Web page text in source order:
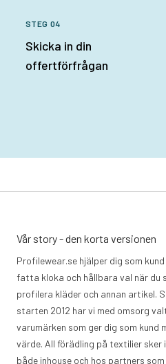
STEG 04
Skicka in din
offertförfrågan
Vår story - den korta versionen
Profilewear.se hjälper dig som
fatta kloka och hållbara val när du
profilera kläder och annan artikel.
starten 2012 har vi med omsorg
varumärken som ger dig som kund
värde. All förädling på textilier sker
både inhouse och hos partners som